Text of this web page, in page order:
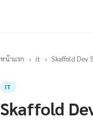
หน้าแรก › it › Skaffold Dev
IT
Skaffold